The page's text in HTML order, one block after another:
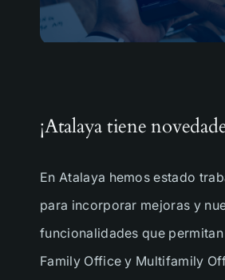
¡Atalaya tiene
En Atalaya hemos estado
para incorporar mejoras y
funcionalidades que
Family Office y Multifamily